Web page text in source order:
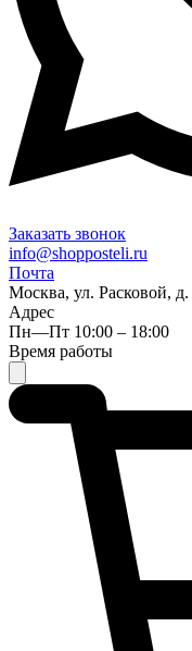
Заказать звонок
info@shopposteli.ru
Почта
Москва, ул. Расковой,
Адрес
Пн—Пт 10:00 – 18:00
Время работы